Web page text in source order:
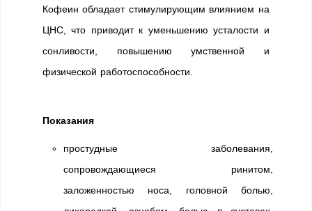
Кофеин обладает стимулирующим влиянием на
ЦНС, что приводит к уменьшению усталости и
сонливости, повышению умственной и
физической работоспособности.
Показания
простудные заболевания,
сопровождающиеся ринитом,
заложенностью носа, головной болью,